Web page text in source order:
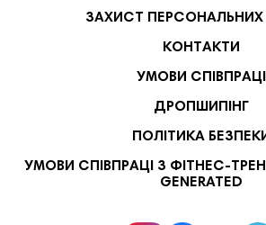
ЗАХИСТ
КОНТАКТИ
УМОВИ СПІВПРАЦІ
ДРОПШИПІНГ
ПОЛІТИКА
УМОВИ СПІВПРАЦІ З ФІТНЕС-
GENERATED